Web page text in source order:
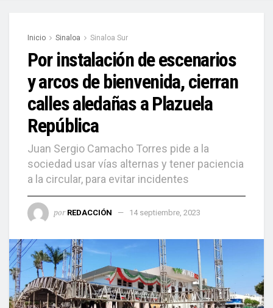
Inicio Sinaloa Sinaloa Sur
Por instalación de escenarios
y arcos de bienvenida, cierran
calles aledañas a Plazuela
República
Juan Sergio Camacho Torres pide a la
sociedad usar vías alternas y tener paciencia
a la circular, para evitar incidentes
por REDACCIÓN 14 septiembre, 2023